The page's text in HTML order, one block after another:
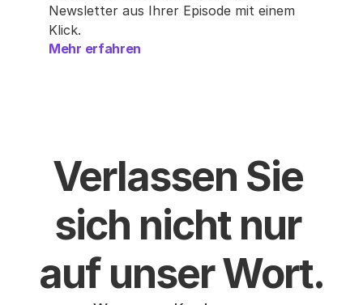
Newsletter aus Ihrer Episode mit einem
Klick.
Mehr erfahren
Verlassen Sie
sich nicht nur
auf unser Wort.